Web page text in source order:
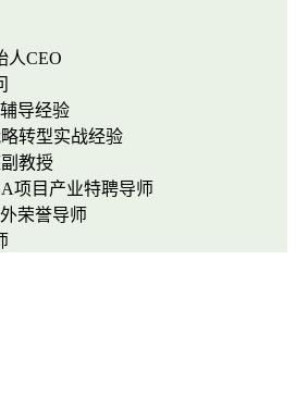
人CEO
导经验
转型实战经验
教授
项目产业特聘导师
荣誉导师